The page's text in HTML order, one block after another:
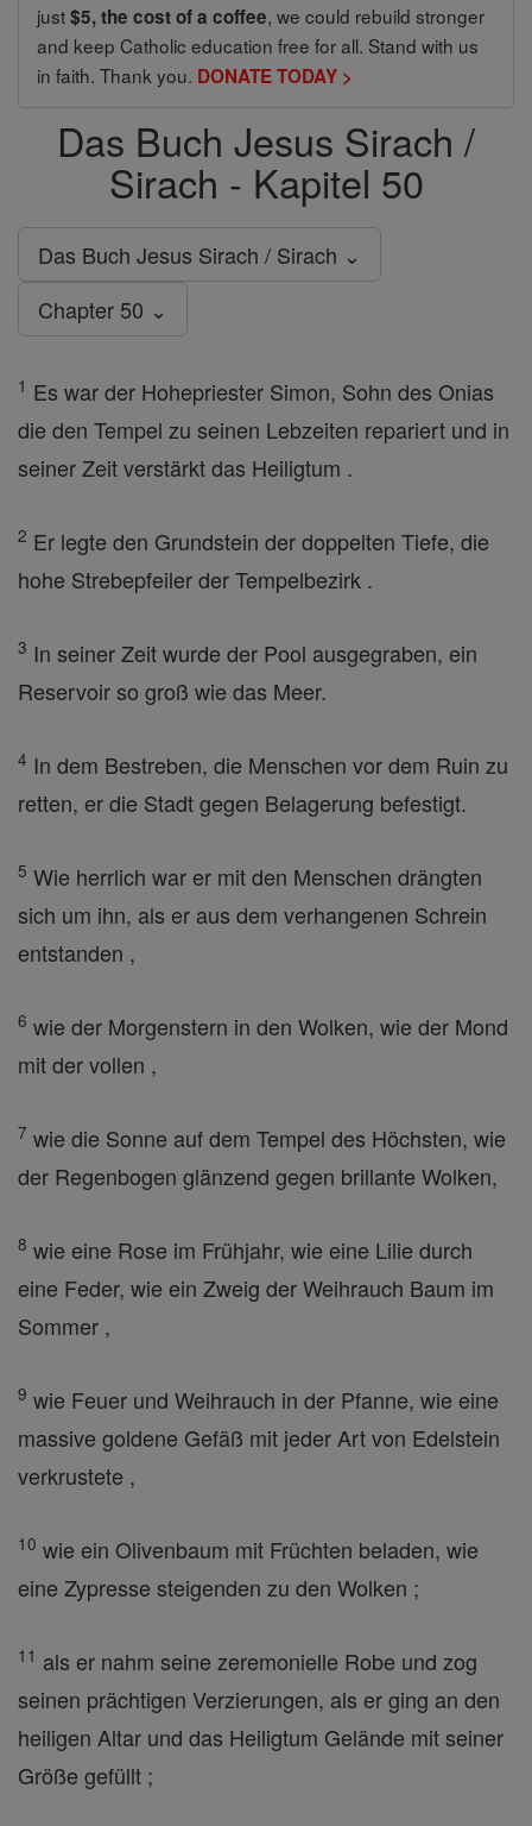
just$5, the cost of a coffee, we could rebuild stronger
and keep Catholic education free for all. Stand with us
in faith. Thank you. DONATE TODAY >
Das Buch Jesus Sirach /
Sirach - Kapitel 50
Das Buch Jesus Sirach / Sirach ⌄
Chapter 50 ⌄
1 Es war der Hohepriester Simon, Sohn des Onias
die den Tempel zu seinen Lebzeiten repariert und in
seiner Zeit verstärkt das Heiligtum .
2 Er legte den Grundstein der doppelten Tiefe, die
hohe Strebepfeiler der Tempelbezirk .
3 In seiner Zeit wurde der Pool ausgegraben, ein
Reservoir so groß wie das Meer.
4 In dem Bestreben, die Menschen vor dem Ruin zu
retten, er die Stadt gegen Belagerung befestigt.
5 Wie herrlich war er mit den Menschen drängten
sich um ihn, als er aus dem verhangenen Schrein
entstanden ,
6 wie der Morgenstern in den Wolken, wie der Mond
mit der vollen ,
7 wie die Sonne auf dem Tempel des Höchsten, wie
der Regenbogen glänzend gegen brillante Wolken,
8 wie eine Rose im Frühjahr, wie eine Lilie durch
eine Feder, wie ein Zweig der Weihrauch Baum im
Sommer ,
9 wie Feuer und Weihrauch in der Pfanne, wie eine
massive goldene Gefäß mit jeder Art von Edelstein
verkrustete ,
10 wie ein Olivenbaum mit Früchten beladen, wie
eine Zypresse steigenden zu den Wolken ;
11 als er nahm seine zeremonielle Robe und zog
seinen prächtigen Verzierungen, als er ging an den
heiligen Altar und das Heiligtum Gelände mit seiner
Größe gefüllt ;